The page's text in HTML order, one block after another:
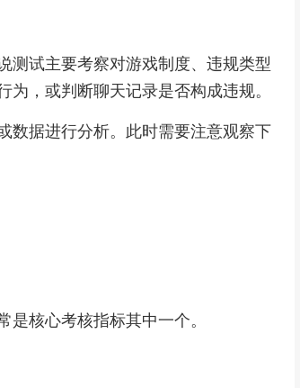
测试主要考察对游戏制度、违规类型
，或判断聊天记录是否构成违规。
数据进行分析。此时需要注意观察下
核心考核指标其中一个。